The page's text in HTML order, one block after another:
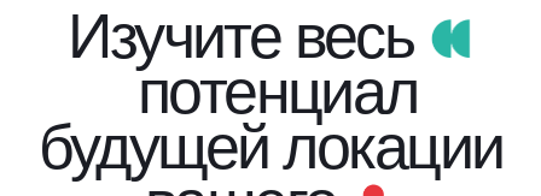
Изучите весь
потенциал
будущей локации